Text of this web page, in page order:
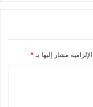
مشار إليها بـ *